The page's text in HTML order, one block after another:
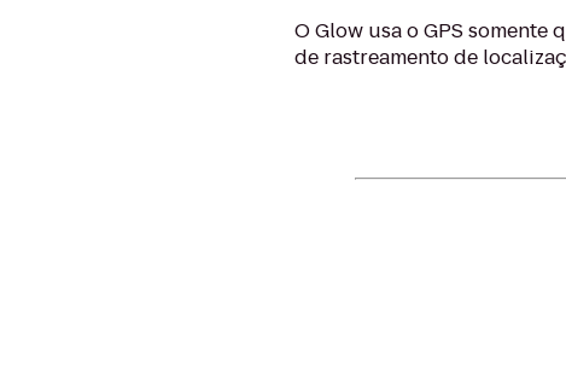
O Glow usa o GPS
de rastreamento de